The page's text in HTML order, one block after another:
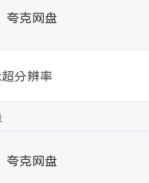
夸克网盘
分辨率
夸克网盘